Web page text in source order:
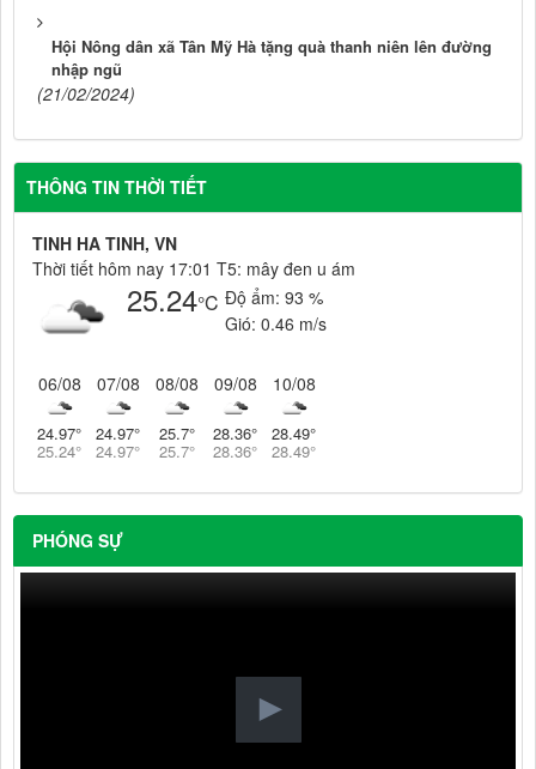
Hội Nông dân xã Tân Mỹ Hà tặng quà thanh niên lên đường
nhập ngũ
(21/02/2024)
THÔNG TIN THỜI TIẾT
TINH HA TINH, VN
Thời tiết hôm nay 17:01 T5: mây đen u ám
25.24°C Độ ẩm: 93 %
Gió: 0.46 m/s
06/08
24.97°
25.24°
07/08
24.97°
24.97°
08/08
25.7°
25.7°
09/08
28.36°
28.36°
10/08
28.49°
28.49°
PHÓNG SỰ